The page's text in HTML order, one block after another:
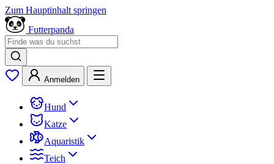
Zum Hauptinhalt springen
Futterpanda
Anmelden
Hund
Katze
Aquaristik
Teich